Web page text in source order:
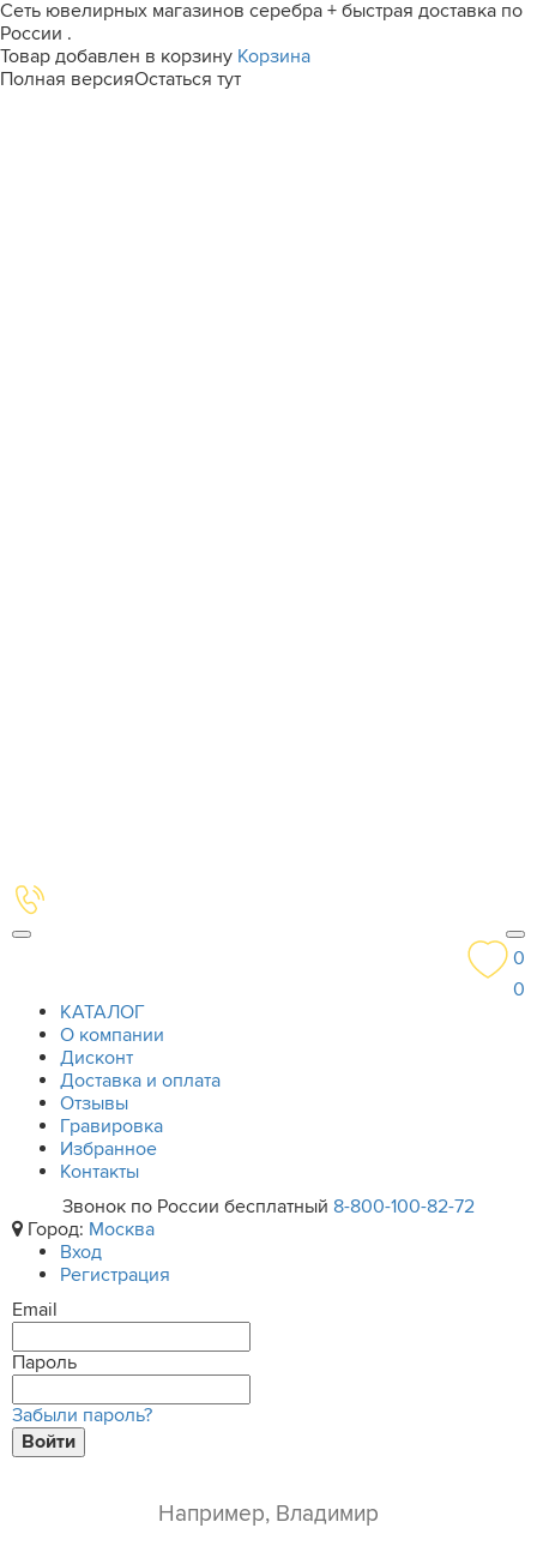
Сеть ювелирных магазинов серебра + быстрая доставка по
России .
Товар добавлен в корзину Корзина
Полная версияОстаться тут
0
0
КАТАЛОГ
О компании
Дисконт
Доставка и оплата
Отзывы
Гравировка
Избранное
Контакты
Звонок по России бесплатный 8-800-100-82-72
Город: Москва
Вход
Регистрация
Email
Пароль
Забыли пароль?
Войти